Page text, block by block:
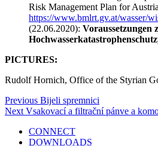
Risk Management Plan for
https://www.bmlrt.gv.at/wasser/
(22.06.2020): Voraussetzungen
PICTURES:
Rudolf Hornich, Office of the Styrian
Post
navigation
Previous
Post
Previous Bijeli spremnici
Next
Next Vsakovací a filtrační pánve a
CONNECT
DOWNLOADS